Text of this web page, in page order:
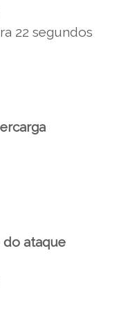
22 segundos
do ataque